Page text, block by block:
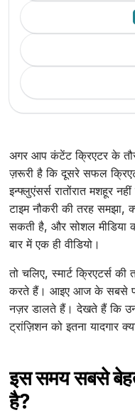
अगर आप कंटेंट क्रिएटर के
ज़रूरी है कि दूसरे सफल
इन्फ्लुएंसर्स रातोंरात मशहूर
टाइम नौकरी की तरह समझा,
सकती है, और सोशल मीडिया
बार में एक ही वीडियो।
तो चलिए, स्मार्ट क्रिएटर्स
करते हैं। आइए आज के सबसे
नज़र डालते हैं। देखते हैं कि
ट्रांज़िशन को इतना यादगार
इस समय सबसे
है?